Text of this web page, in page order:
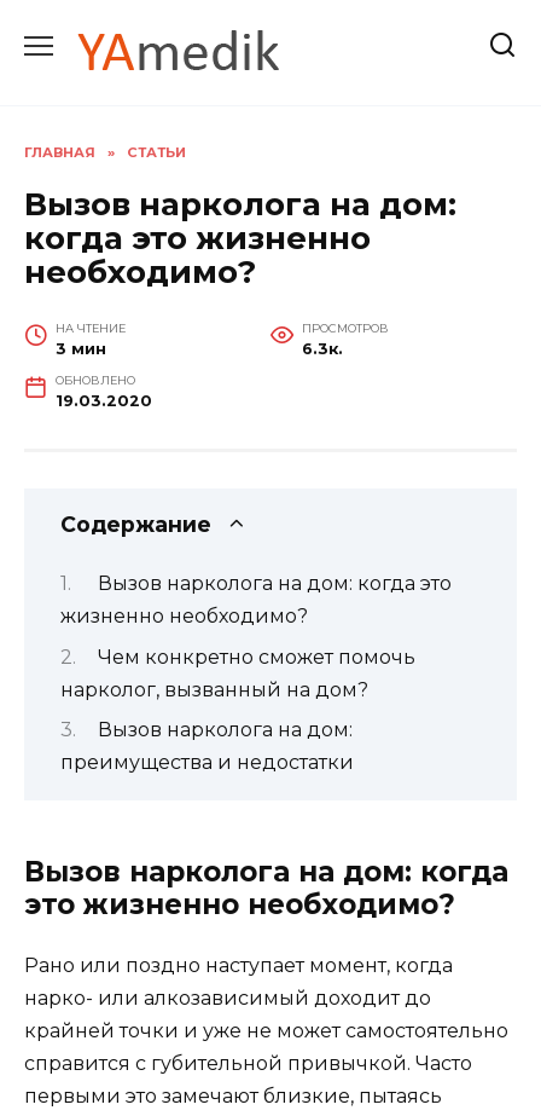
содержанию
ГЛАВНАЯ » СТАТЬИ
Вызов нарколога на дом:
когда это жизненно
необходимо?
НА ЧТЕНИЕ
3 мин
ПРОСМОТРОВ
6.3к.
ОБНОВЛЕНО
19.03.2020
Содержание
Вызов нарколога на дом: когда это
жизненно необходимо?
Чем конкретно сможет помочь
нарколог, вызванный на дом?
Вызов нарколога на дом:
преимущества и недостатки
Вызов нарколога на дом: когда
это жизненно необходимо?
Рано или поздно наступает момент, когда
нарко- или алкозависимый доходит до
крайней точки и уже не может самостоятельно
справится с губительной привычкой. Часто
первыми это замечают близкие, пытаясь